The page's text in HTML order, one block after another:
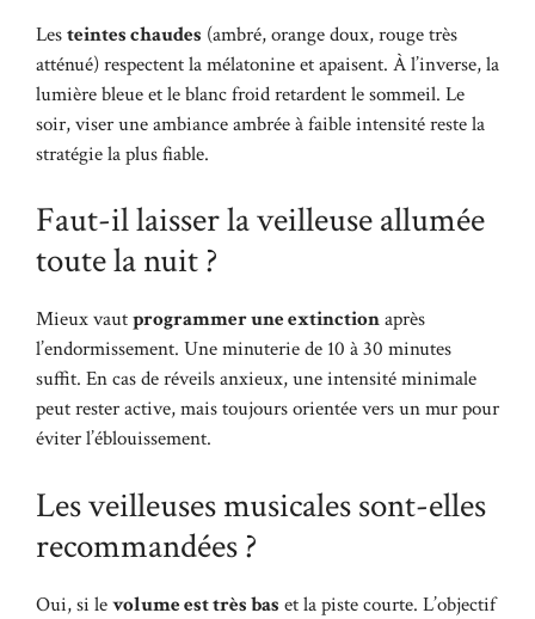
Lesteintes chaudes (ambré, orange doux, rouge très
atténué) respectent la mélatonine et apaisent. À l’inverse, la
lumière bleue et le blanc froid retardent le sommeil. Le
soir, viser une ambiance ambrée à faible intensité reste la
stratégie la plus fiable.
Faut-il laisser la veilleuse allumée
toute la nuit ?
Mieux vautprogrammer une extinctionaprès
l’endormissement. Une minuterie de 10 à 30 minutes
suffit. En cas de réveils anxieux, une intensité minimale
peut rester active, mais toujours orientée vers un mur pour
éviter l’éblouissement.
Les veilleuses musicales sont-elles
recommandées ?
Oui, si levolume est très bas et la piste courte. L’objectif